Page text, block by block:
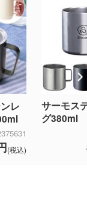
レ
(税込)
サーモス
グ380ml